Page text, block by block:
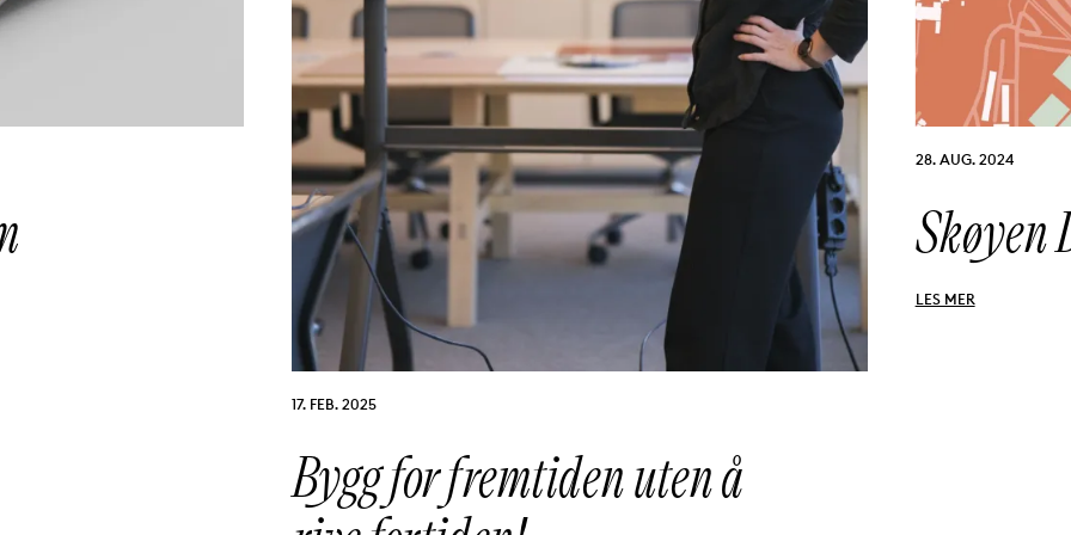
PUBLISERT:
17. FEB. 2025
Bygg for fremtiden uten å
PUBLISERT:
28. AUG. 2024
Skøyen
LES MER